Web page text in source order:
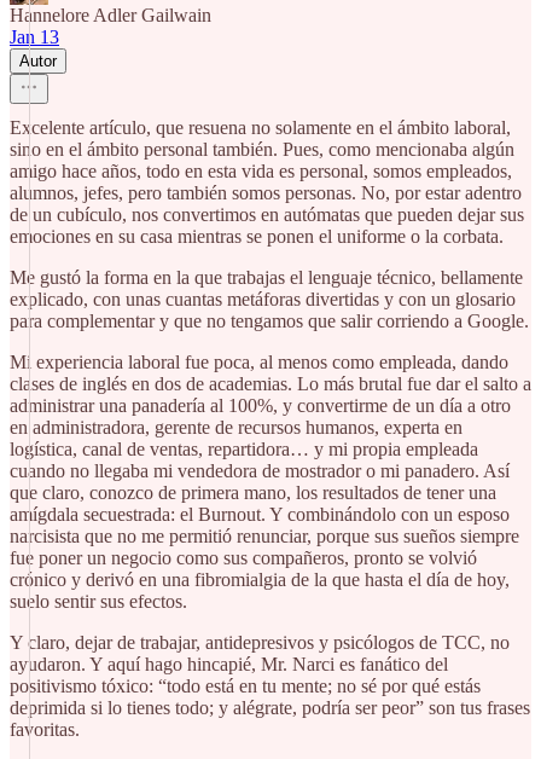
Hannelore Adler Gailwain
Jan 13
Autor
Excelente artículo, que resuena no solamente en el ámbito laboral,
sino en el ámbito personal también. Pues, como mencionaba algún
amigo hace años, todo en esta vida es personal, somos empleados,
alumnos, jefes, pero también somos personas. No, por estar adentro
de un cubículo, nos convertimos en autómatas que pueden dejar sus
emociones en su casa mientras se ponen el uniforme o la corbata.
Me gustó la forma en la que trabajas el lenguaje técnico, bellamente
explicado, con unas cuantas metáforas divertidas y con un glosario
para complementar y que no tengamos que salir corriendo a Google.
Mi experiencia laboral fue poca, al menos como empleada, dando
clases de inglés en dos de academias. Lo más brutal fue dar el salto a
administrar una panadería al 100%, y convertirme de un día a otro
en administradora, gerente de recursos humanos, experta en
logística, canal de ventas, repartidora… y mi propia empleada
cuando no llegaba mi vendedora de mostrador o mi panadero. Así
que claro, conozco de primera mano, los resultados de tener una
amígdala secuestrada: el Burnout. Y combinándolo con un esposo
narcisista que no me permitió renunciar, porque sus sueños siempre
fue poner un negocio como sus compañeros, pronto se volvió
crónico y derivó en una fibromialgia de la que hasta el día de hoy,
suelo sentir sus efectos.
Y claro, dejar de trabajar, antidepresivos y psicólogos de TCC, no
ayudaron. Y aquí hago hincapié, Mr. Narci es fanático del
positivismo tóxico: “todo está en tu mente; no sé por qué estás
deprimida si lo tienes todo; y alégrate, podría ser peor” son tus frases
favoritas.